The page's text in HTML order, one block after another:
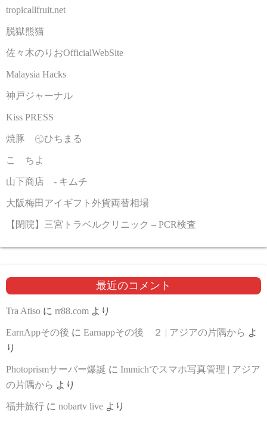
tropicallfruit.net
脱獄熊猫
佐々木のりおOfficialWebSite
Malaysia Hacks
神戸ジャーナル
Kiss PRESS
焼豚 ㊆ひちまる
こゝちよ
山下商店 - キムチ
大阪梅田アイギフト外貨両替相場
【閉院】三宮トラベルクリニック – PCR検査
最近のコメント
Tra Atiso に rr88.com より
EarnAppその後 に Earnappその後 ２ | アジアの片隅から よ
り
Photoprismサーバー爆誕 に Immichでスマホ写真管理 | アジア
の片隅から より
福井旅行 に nobartv live より